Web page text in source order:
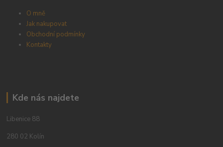
O mně
Jak nakupovat
Obchodní podmínky
Kontakty
Kde nás najdete
Libenice 88
280 02 Kolín